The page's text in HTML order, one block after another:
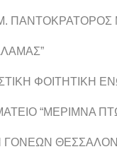
ΠΑΝΤΟΚΡΑΤΟΡΟΣ
ΦΟΙΤΗΤΙΚΗ
“ΜΕΡΙΜΝΑ
ΓΟΝΕΩΝ